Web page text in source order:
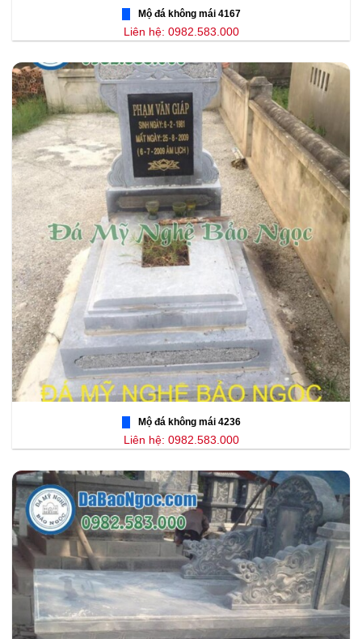
Mộ đá không mái 4167
Liên hệ: 0982.583.000
Mộ đá không mái 4236
Liên hệ: 0982.583.000